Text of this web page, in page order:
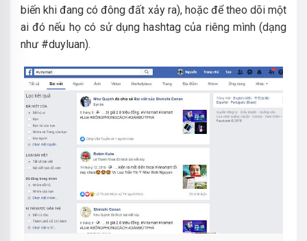
biến khi đang có đông đất xảy ra), hoặc để theo dõi một
ai đó nếu họ có sử dụng hashtag của riêng mình (dạng
như #duyluan).